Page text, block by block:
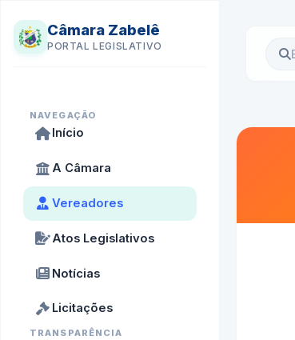
Câmara Zabelê
PORTAL LEGISLATIVO
NAVEGAÇÃO
Início
A Câmara
Vereadores
Atos Legislativos
Notícias
Licitações
TRANSPARÊNCIA